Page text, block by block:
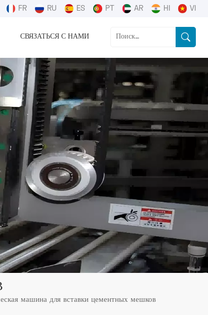
FR RU ES PT AR HI VI
СВЯЗАТЬСЯ С НАМИ
машина для вставки цементных мешков